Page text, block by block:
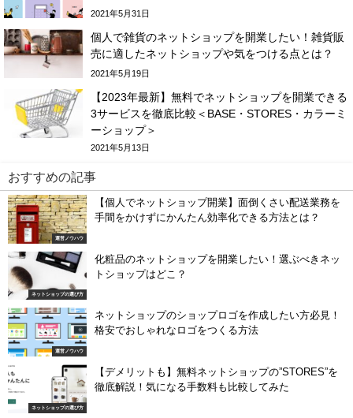
2021年5月31日
個人で雑貨のネットショップを開業したい！雑貨販
売に適したネットショップや気をつける点とは？
2021年5月19日
【2023年最新】無料でネットショップを開業できる
3サービスを徹底比較＜BASE・STORES・カラーミ
ーショップ＞
2021年5月13日
おすすめの記事
運営ノウハウ
【個人でネットショップ開業】面倒くさい配送業務を
手間をかけずにかんたん効率化できる方法とは？
ネットショップの選び方
化粧品のネットショップを開業したい！選ぶべきネッ
トショップはどこ？
運営ノウハウ
ネットショップの​​ショップロゴを作成したい方必見！
格安でおしゃれなロゴをつくる方法
ネットショップの選び方
【デメリットも】無料ネットショップの”STORES”を
徹底解説！気になる手数料も比較してみた